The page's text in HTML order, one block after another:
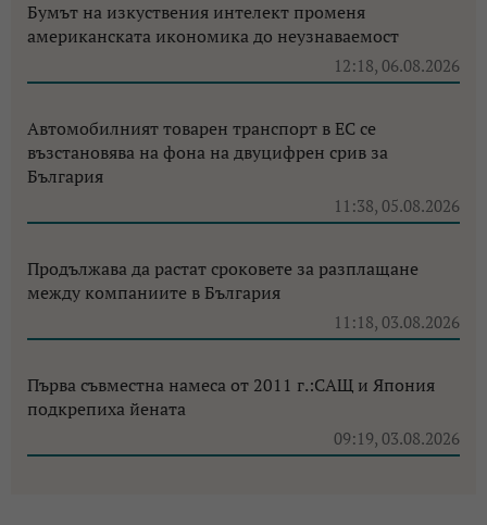
Бумът на изкуствения интелект променя
американската икономика до неузнаваемост
12:18, 06.08.2026
Автомобилният товарен транспорт в ЕС се
възстановява на фона на двуцифрен срив за
България
11:38, 05.08.2026
Продължава да растат сроковете за разплащане
между компаниите в България
11:18, 03.08.2026
Първа съвместна намеса от 2011 г.:САЩ и Япония
подкрепиха йената
09:19, 03.08.2026